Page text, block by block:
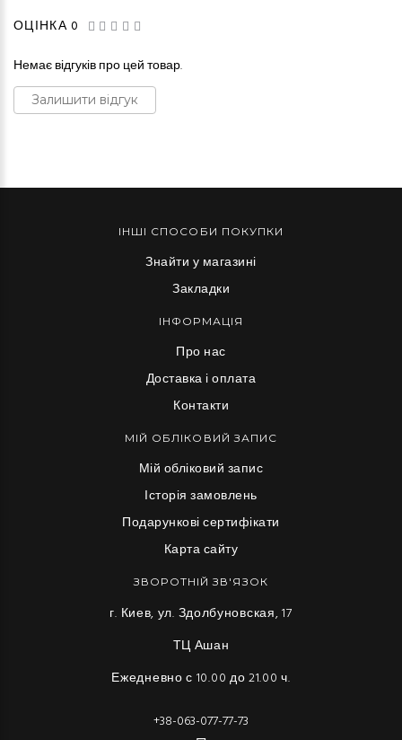
ОЦІНКА 0
Немає відгуків про цей товар.
Залишити відгук
ІНШІ СПОСОБИ ПОКУПКИ
Знайти у магазині
Закладки
ІНФОРМАЦІЯ
Про нас
Доставка і оплата
Контакти
МІЙ ОБЛІКОВИЙ ЗАПИС
Мій обліковий запис
Історія замовлень
Подарункові сертифікати
Карта сайту
ЗВОРОТНІЙ ЗВ'ЯЗОК
г. Киев, ул. Здолбуновская, 17
ТЦ Ашан
Ежедневно с 10.00 до 21.00 ч.
+38-063-077-77-73